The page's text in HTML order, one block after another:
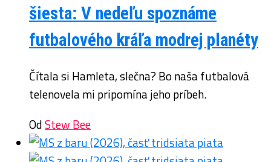
šiesta: V nedeľu spoznáme
futbalového kráľa modrej planéty
Čítala si Hamleta, slečna? Bo naša futbalová
telenovela mi pripomína jeho príbeh.
OdStew Bee